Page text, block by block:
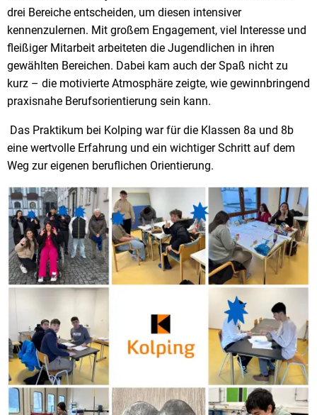
drei Bereiche entscheiden, um diesen intensiver
kennenzulernen. Mit großem Engagement, viel Interesse und
fleißiger Mitarbeit arbeiteten die Jugendlichen in ihren
gewählten Bereichen. Dabei kam auch der Spaß nicht zu
kurz – die motivierte Atmosphäre zeigte, wie gewinnbringend
praxisnahe Berufsorientierung sein kann.
Das Praktikum bei Kolping war für die Klassen 8a und 8b
eine wertvolle Erfahrung und ein wichtiger Schritt auf dem
Weg zur eigenen beruflichen Orientierung.